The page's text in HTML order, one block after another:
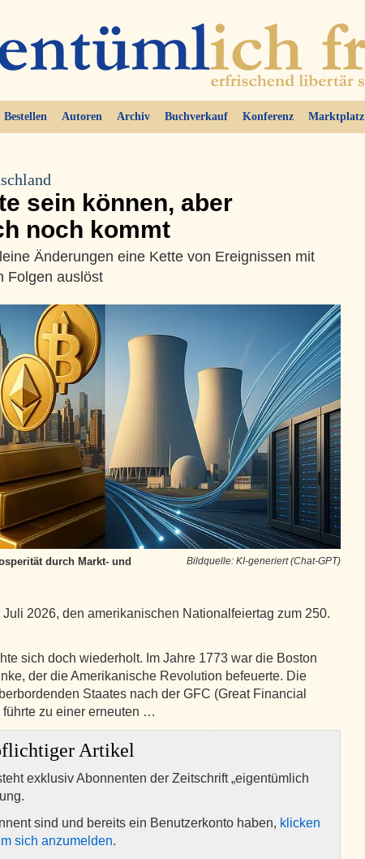
Bestellen Autoren Archiv Buchverkauf Konferenz Marktplatz
sein können, aber
noch kommt
Änderungen eine Kette von Ereignissen mit
Folgen auslöst
Bildquelle: KI-generiert (Chat-GPT)
durch Markt- und
2026, den amerikanischen Nationalfeiertag zum 250.
sich doch wiederholt. Im Jahre 1773 war die Boston
der die Amerikanische Revolution befeuerte. Die
Staates nach der GFC (Great Financial
zu einer erneuten …
Artikel
exklusiv Abonnenten der Zeitschrift „eigentümlich
sind und bereits ein Benutzerkonto haben, klicken
sich anzumelden.